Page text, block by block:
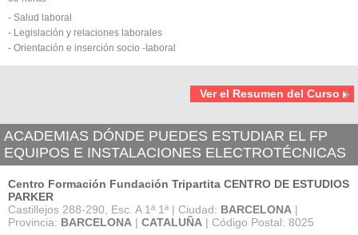
- Salud laboral
- Legislación y relaciones laborales
- Orientación e inserción socio -Iaboral
Ver el Resumen del Curso
ACADEMIAS DÓNDE PUEDES ESTUDIAR EL FP
EQUIPOS E INSTALACIONES ELECTROTÉCNICAS
Centro Formación Fundación Tripartita CENTRO DE ESTUDIOS
PARKER
Castillejos 288-290, Esc. A 1ª 1ª | Ciudad: BARCELONA |
Provincia: BARCELONA | CATALUÑA | Código Postal: 8025